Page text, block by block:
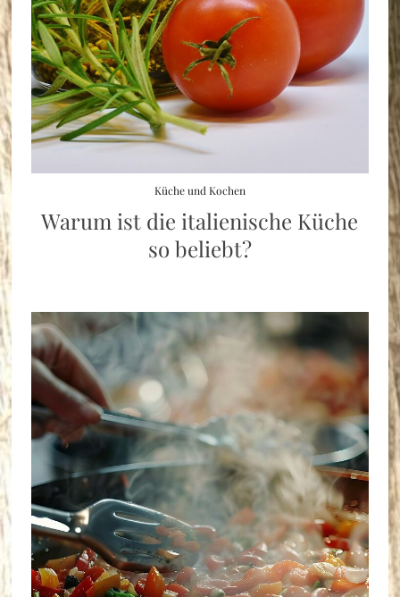
Küche und Kochen
Warum ist die italienische Küche
so beliebt?